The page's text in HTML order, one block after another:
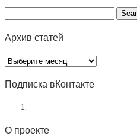
Архив статей
Архив
статей
Подписка вКонтакте
О проекте